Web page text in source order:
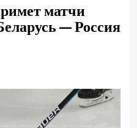
матчи
— Россия